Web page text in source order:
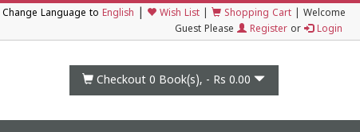
Change Language to English Wish List Shopping Cart
Welcome
Guest Please
Register or Login
Checkout 0 Book(s), - Rs 0.00